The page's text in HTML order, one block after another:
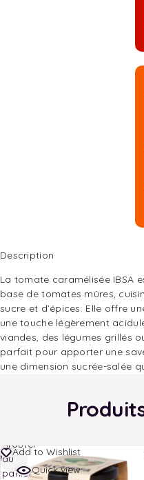
Description
La tomate caramélisée IBSA
base de tomates mûres,
sucre et d’épices. Elle offre
une touche légèrement
viandes, des légumes grillés
parfait pour apporter une
une dimension sucrée-salée
Add to Wishlist
Quick view
Ajouter
au
panier